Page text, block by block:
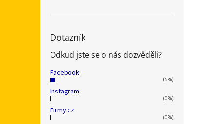
Dotazník
Odkud jste se o nás dozvěděli?
Facebook
(5%)
Instagram
(0%)
Firmy.cz
(0%)